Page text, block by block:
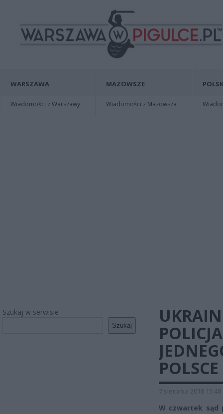
WARSZAWA
Wiadomości z Warszawy
MAZOWSZE
Wiadomości z Mazowsza
Szukaj w serwisie
Szukaj
7 sierpnia 2018 15:48
W czwartek sąd